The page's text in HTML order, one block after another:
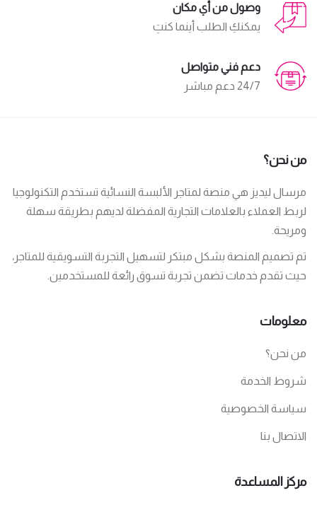
وصول من أي مكان
يمكنكِ الطلب أينما كنتِ
دعم فني متواصل
24/7 دعم مباشر
من نحن؟
مرسال ليديز هي منصة لمتاجر الألبسة النسائية تستخدم التكنولوجيا
لربط العملاء بالعلامات التجارية المفضلة لديهم بطريقة سهلة
ومريحة.
تم تصميم المنصة بشكل مبتكر لتسهيل التجربة التسويقية للمتاجر،
حيث تقدم خدمات تضمن تجربة تسوق رائعة للمستخدمين.
معلومات
من نحن؟
شروط الخدمة
سياسة الخصوصية
الاتصال بنا
مركز المساعدة